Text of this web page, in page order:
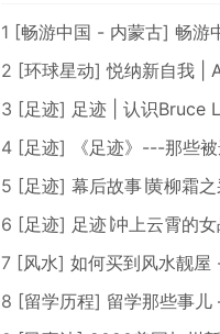
1 [畅游中国 - 内蒙古] 畅游中
2 [环球星动] 悦纳新自我 |
3 [足迹] 足迹 | 认识Bruce
4 [足迹]
《足迹》---那些
5 [足迹] 幕后故事∣黄柳霜
6 [足迹] 足迹∣冲上云霄的
7 [风水] 如何买到风水靓屋
8 [留学历程] 留学那些事儿 —— 探秘加